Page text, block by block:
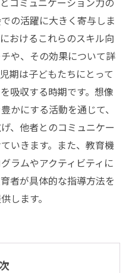
の活躍に大きく寄与しま
おけるこれらのスキル向
や、その効果について詳
期は子どもたちにとって
吸収する時期です。想像
かにする活動を通じて、
、他者とのコミュニケー
いきます。また、教育機
ラムやアクティビティに
者が具体的な指導方法を
します。